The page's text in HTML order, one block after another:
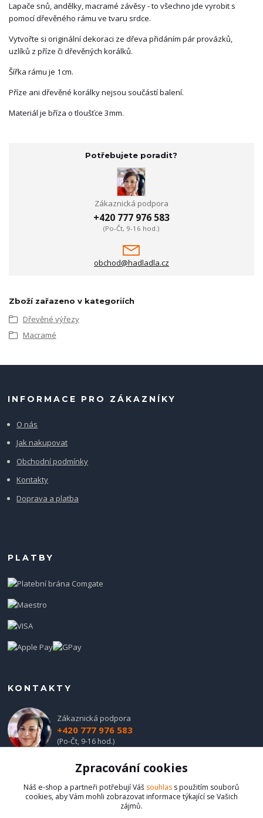
Lapače snů, andělky, macramé závěsy - to všechno jde vyrobit s
pomocí dřevěného rámu ve tvaru srdce.
Vytvořte si originální dekoraci ze dřeva přidáním pár provázků,
uzlíků z příze či dřevěných korálků.
Šířka rámu je 1cm.
Příze ani dřevěné korálky nejsou součástí balení.
Materiál je bříza o tloušťce 3mm.
Potřebujete poradit?
Zákaznická podpora
+420 777 976 583
(Po-Čt, 9-16 hod.)
obchod@hadladla.cz
Zboží zařazeno v kategoriích
Dřevěné výřezy
Macramé
INFORMACE PRO ZÁKAZNÍKY
O nás
Jak nakupovat
Obchodní podmínky
Kontakty
Doprava a platba
PLATBY
KONTAKTY
Zákaznická podpora
+420 777 976 583
(Po-Čt, 9-16 hod.)
obchod@hadladla.cz
Zpracování cookies
Náš e-shop a partneři potřebují Váš souhlas s použitím souborů
cookies, aby Vám mohli zobrazovat informace týkající se Vašich
zájmů.